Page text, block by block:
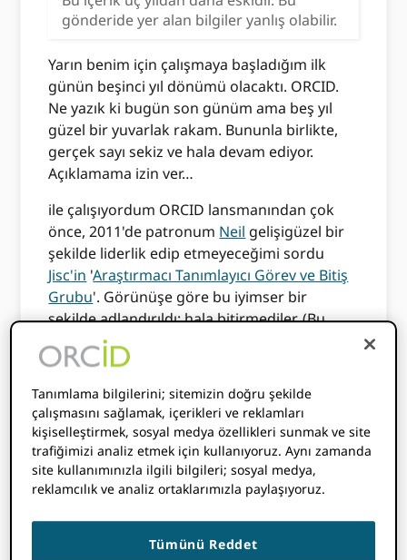
gönderide yer alan bilgiler yanlış olabilir.
Yarın benim için çalışmaya başladığım ilk
günün beşinci yıl dönümü olacaktı. ORCID.
Ne yazık ki bugün son günüm ama beş yıl
güzel bir yuvarlak rakam. Bununla birlikte,
gerçek sayı sekiz ve hala devam ediyor.
Açıklamama izin ver…
ile çalışıyordum ORCID lansmanından çok
önce, 2011'de patronum Neil gelişigüzel bir
şekilde liderlik edip etmeyeceğimi sordu
Jisc'in 'Araştırmacı Tanımlayıcı Görev ve Bitiş
Grubu'. Görünüşe göre bu iyimser bir
şekilde adlandırıldı: hala bitirmediler. (Bu
konuda biraz şakacı olabilirim - o zamandan
beri 'araştırmacılar için bir tanımlayıcı
benimsemeli miyiz, öyleyse hangisi?'
sorusunu sormaktan iD'lerin
entegrasyonunu derinleştirmeye ve
araştırma ekibinin üyeleriyle çalışmaya
geçtik. grup, sistem satıcıları ve Jisc'deki
takımiD'lerin etkinleştirdiği bağlantılardan
araçlar oluşturmak. Yani, kesinlikle 'bitmedi',
Tanımlama bilgilerini; sitemizin doğru şekilde
çalışmasını sağlamak, içerikleri ve reklamları
kişiselleştirmek, sosyal medya özellikleri sunmak ve site
trafiğimizi analiz etmek için kullanıyoruz. Aynı zamanda
site kullanımınızla ilgili bilgileri; sosyal medya,
reklamcılık ve analiz ortaklarımızla paylaşıyoruz.
Tümünü Reddet